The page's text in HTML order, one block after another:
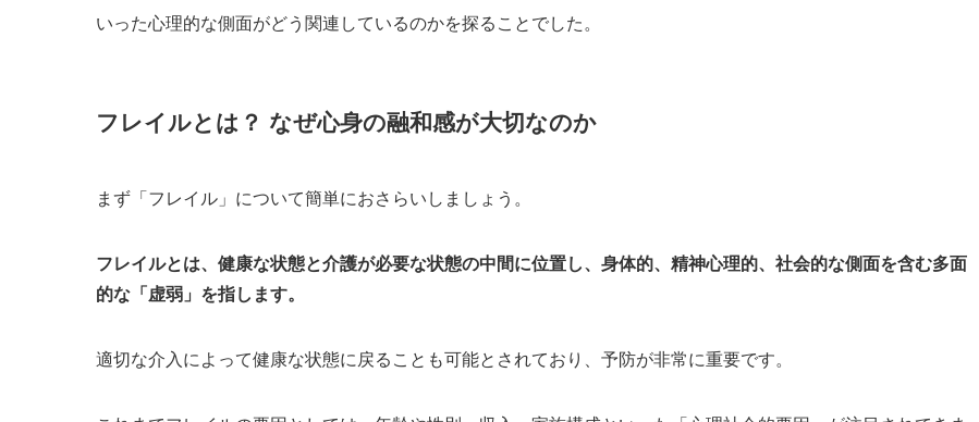
いった心理的な側面がどう関連しているのかを探ることでした。
フレイルとは？ なぜ心身の融和感が大切なのか
まず「フレイル」について簡単におさらいしましょう。
フレイルとは、健康な状態と介護が必要な状態の中間に位置し、身体的、精神心理的、社会的な側面を含む多面
的な「虚弱」を指します。
適切な介入によって健康な状態に戻ることも可能とされており、予防が非常に重要です。